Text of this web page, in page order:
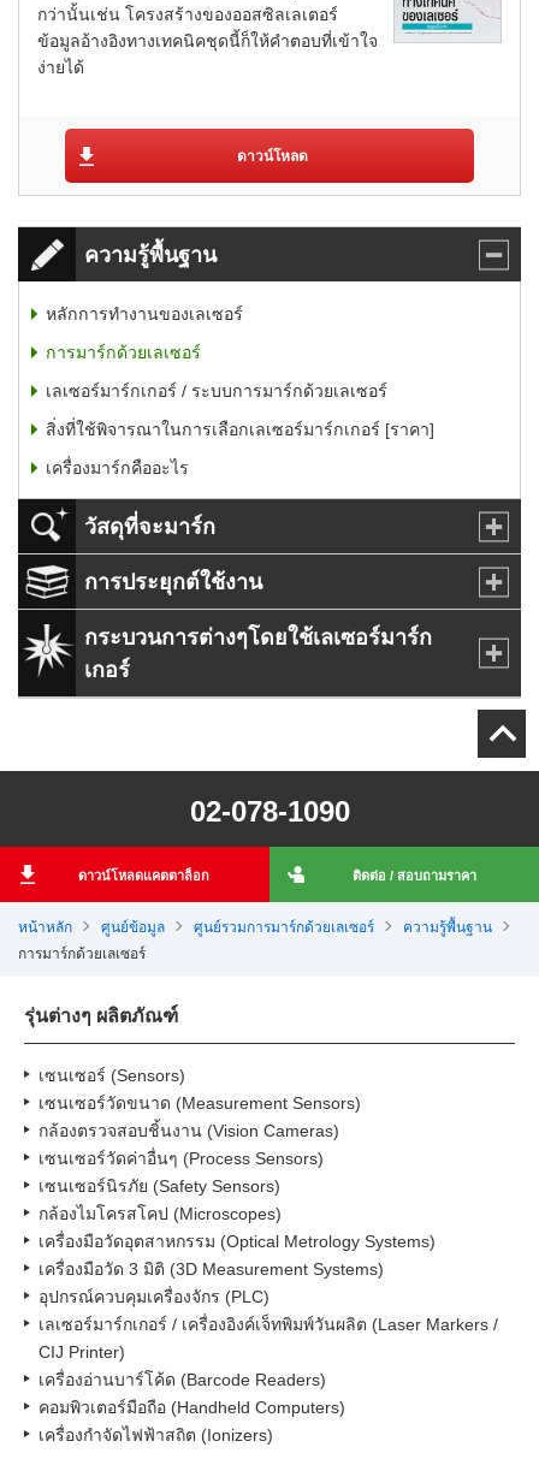
หน้าหลัก ศูนย์ข้อมูล ศูนย์รวมการมาร์กด้วยเลเซอร์
ความรู้พื้นฐาน
การมาร์กด้วยเลเซอร์
กว่านั้นเช่น โครงสร้างของออสซิลเลเตอร์
ข้อมูลอ้างอิงทางเทคนิคชุดนี้ก็ให้คำตอบที่เข้าใจ
ง่ายได้
ดาวน์โหลด
ความรู้พื้นฐาน
หลักการทำงานของเลเซอร์
การมาร์กด้วยเลเซอร์
เลเซอร์มาร์กเกอร์ / ระบบการมาร์กด้วยเลเซอร์
สิ่งที่ใช้พิจารณาในการเลือกเลเซอร์มาร์กเกอร์ [ราคา]
เครื่องมาร์กคืออะไร
วัสดุที่จะมาร์ก
การประยุกต์ใช้งาน
กระบวนการต่างๆโดยใช้เลเซอร์มาร์ก
เกอร์
02-078-1090
ดาวน์โหลดแคตตาล็อก ติดต่อ / สอบถามราคา
รุ่นต่างๆ ผลิตภัณฑ์
เซนเซอร์ (Sensors)
เซนเซอร์วัดขนาด (Measurement Sensors)
กล้องตรวจสอบชิ้นงาน (Vision Cameras)
เซนเซอร์วัดค่าอื่นๆ (Process Sensors)
เซนเซอร์นิรภัย (Safety Sensors)
กล้องไมโครสโคป (Microscopes)
เครื่องมือวัดอุตสาหกรรม (Optical Metrology Systems)
เครื่องมือวัด 3 มิติ (3D Measurement Systems)
อุปกรณ์ควบคุมเครื่องจักร (PLC)
เลเซอร์มาร์กเกอร์ / เครื่องอิงค์เจ็ทพิมพ์วันผลิต (Laser Markers /
CIJ Printer)
เครื่องอ่านบาร์โค้ด (Barcode Readers)
คอมพิวเตอร์มือถือ (Handheld Computers)
เครื่องกำจัดไฟฟ้าสถิต (Ionizers)